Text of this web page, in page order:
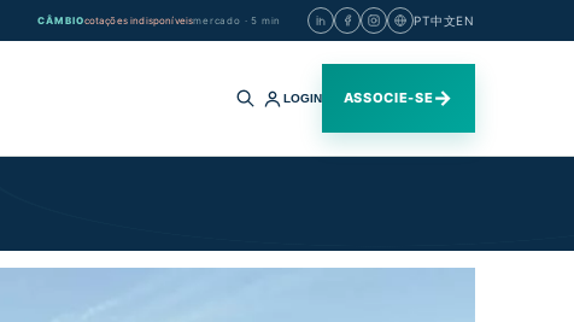
CÂMBIOcotações indisponíveismercado · 5 min PT中文EN
Buscar
site
LOGIN ASSOCIE-SE→